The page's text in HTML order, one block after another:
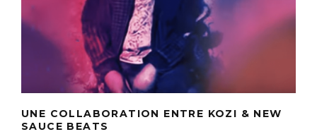
UNE COLLABORATION ENTRE KOZI & NEW
SAUCE BEATS